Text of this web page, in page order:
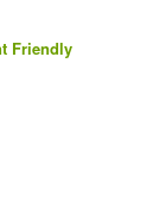
Friendly